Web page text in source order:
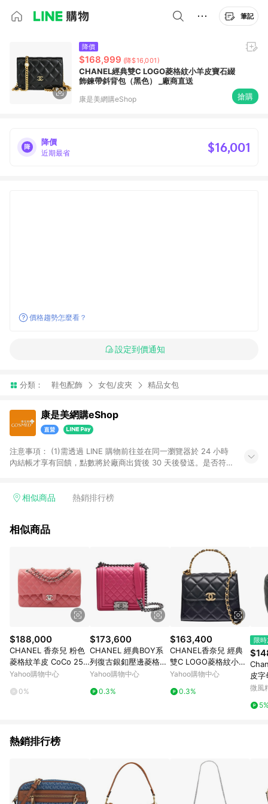
筆記
降價
$168,999 (降$16,001)
CHANEL經典雙C LOGO菱格紋小羊皮寶石綴
飾鍊帶斜背包（黑色） _廠商直送
康是美網購eShop 搶購
降價
近期最省 $16,001
價格趨勢怎麼看？
設定到價通知
分類： 鞋包配飾 女包/皮夾 精品女包
康是美網購eShop
注意事項：​ (1)需透過 LINE 購物前往並在同一瀏覽器於 24 小時
內結帳才享有回饋，點數將於廠商出貨後 30 天後發送。​是否符
黃金鑽飾/精品相關/3C數位(含周邊)/家電視聽/運動戶外/母嬰用
饋%」，將於訂單成立後由「LINE購物通知」之官方帳號訊息通
依LINE購物網站訂單成立通知為準。​​ (5)LINE購物設有「單一商
品最高回饋點數」機制 (部分時段開放「回饋無上限」)，以同一
訂單中同一商品不論件數計算，請依訂單成立當下LINE購物的回
饋機制為準。
相似商品 熱銷排行榜
相似商品
$188,000
CHANEL 香奈兒 粉色
菱格紋羊皮 CoCo 25
鏈包 銀扣 【二手名牌B
Yahoo購物中心
0%
$173,600
CHANEL 經典BOY系
列復古銀釦壓邊菱格粒
紋羊皮斜背包(桃粉色)
Yahoo購物中心
0.3%
$163,400
CHANEL香奈兒 經典
雙C LOGO菱格紋小羊
皮仿舊琺瑯圖形點綴提
Yahoo購物中心
0.3%
限
皮
盒
微風
熱銷排行榜